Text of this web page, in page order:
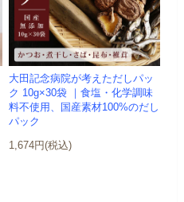
大田記念病院が考えただしパッ
ク 10g×30袋 ｜食塩・化学調味
料不使用、国産素材100%のだし
パック
1,674円(税込)